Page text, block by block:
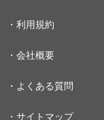
・利用規約
・会社概要
・よくある質問
・サイトマップ